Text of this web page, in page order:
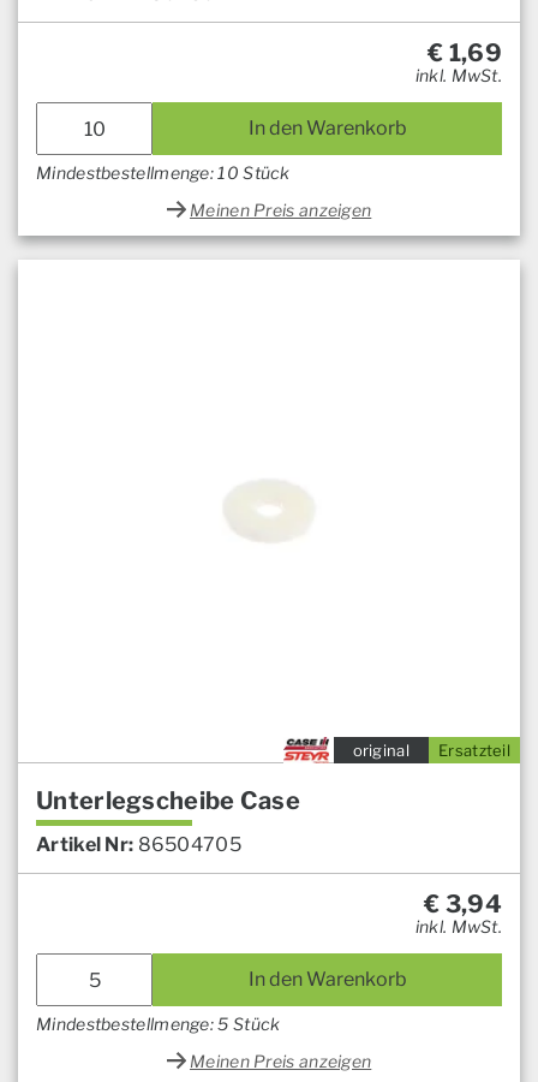
€ 1,69
inkl. MwSt.
In den Warenkorb
Mindestbestellmenge: 10 Stück
Meinen Preis anzeigen
Ersatzteil
original
Unterlegscheibe Case
Artikel Nr: 86504705
€ 3,94
inkl. MwSt.
In den Warenkorb
Mindestbestellmenge: 5 Stück
Meinen Preis anzeigen